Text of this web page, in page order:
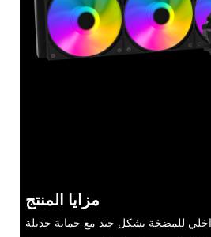
مزايا المنتج
للمضخة بشكل جيد مع حماية جديلة